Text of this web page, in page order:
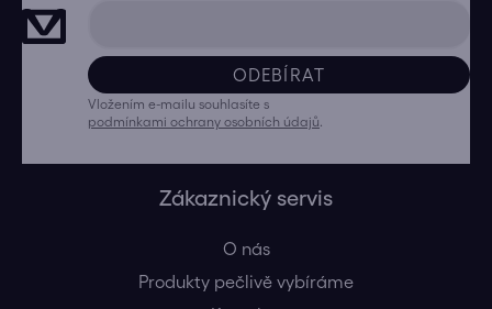
ODEBÍRAT
Vložením e-mailu souhlasíte s
podmínkami ochrany osobních údajů
Zákaznický servis
O nás
Produkty pečlivě vybíráme